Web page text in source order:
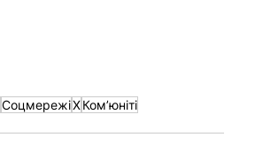
СоцмережіXКом’юніті